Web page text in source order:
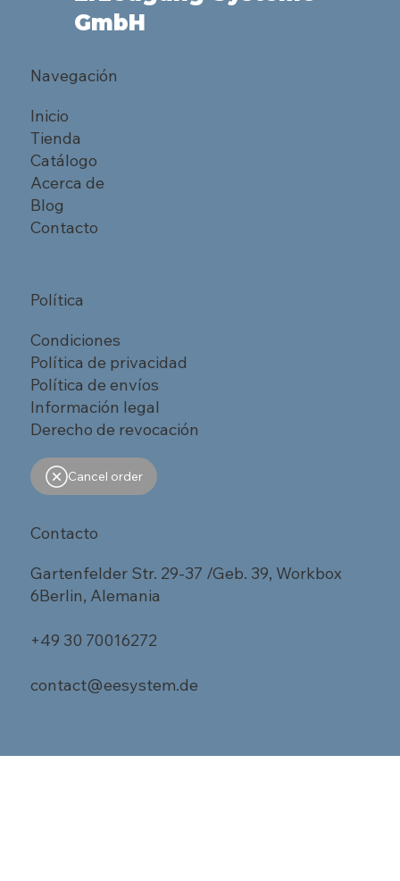
GmbH
Navegación
Inicio
Tienda
Catálogo
Acerca de
Blog
Contacto
Política
Condiciones
Política de privacidad
Política de envíos
Información legal
Derecho de revocación
Cancel order
Contacto
Gartenfelder Str. 29-37 /Geb. 39, Workbox
6Berlin, Alemania
+49 30 70016272
contact@eesystem.de